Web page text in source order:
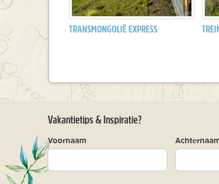
TRANSMONGOLIË EXPRESS
Vakantietips & Inspiratie?
Voornaam